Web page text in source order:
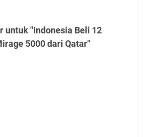
untuk "Indonesia Beli 12
5000 dari Qatar"